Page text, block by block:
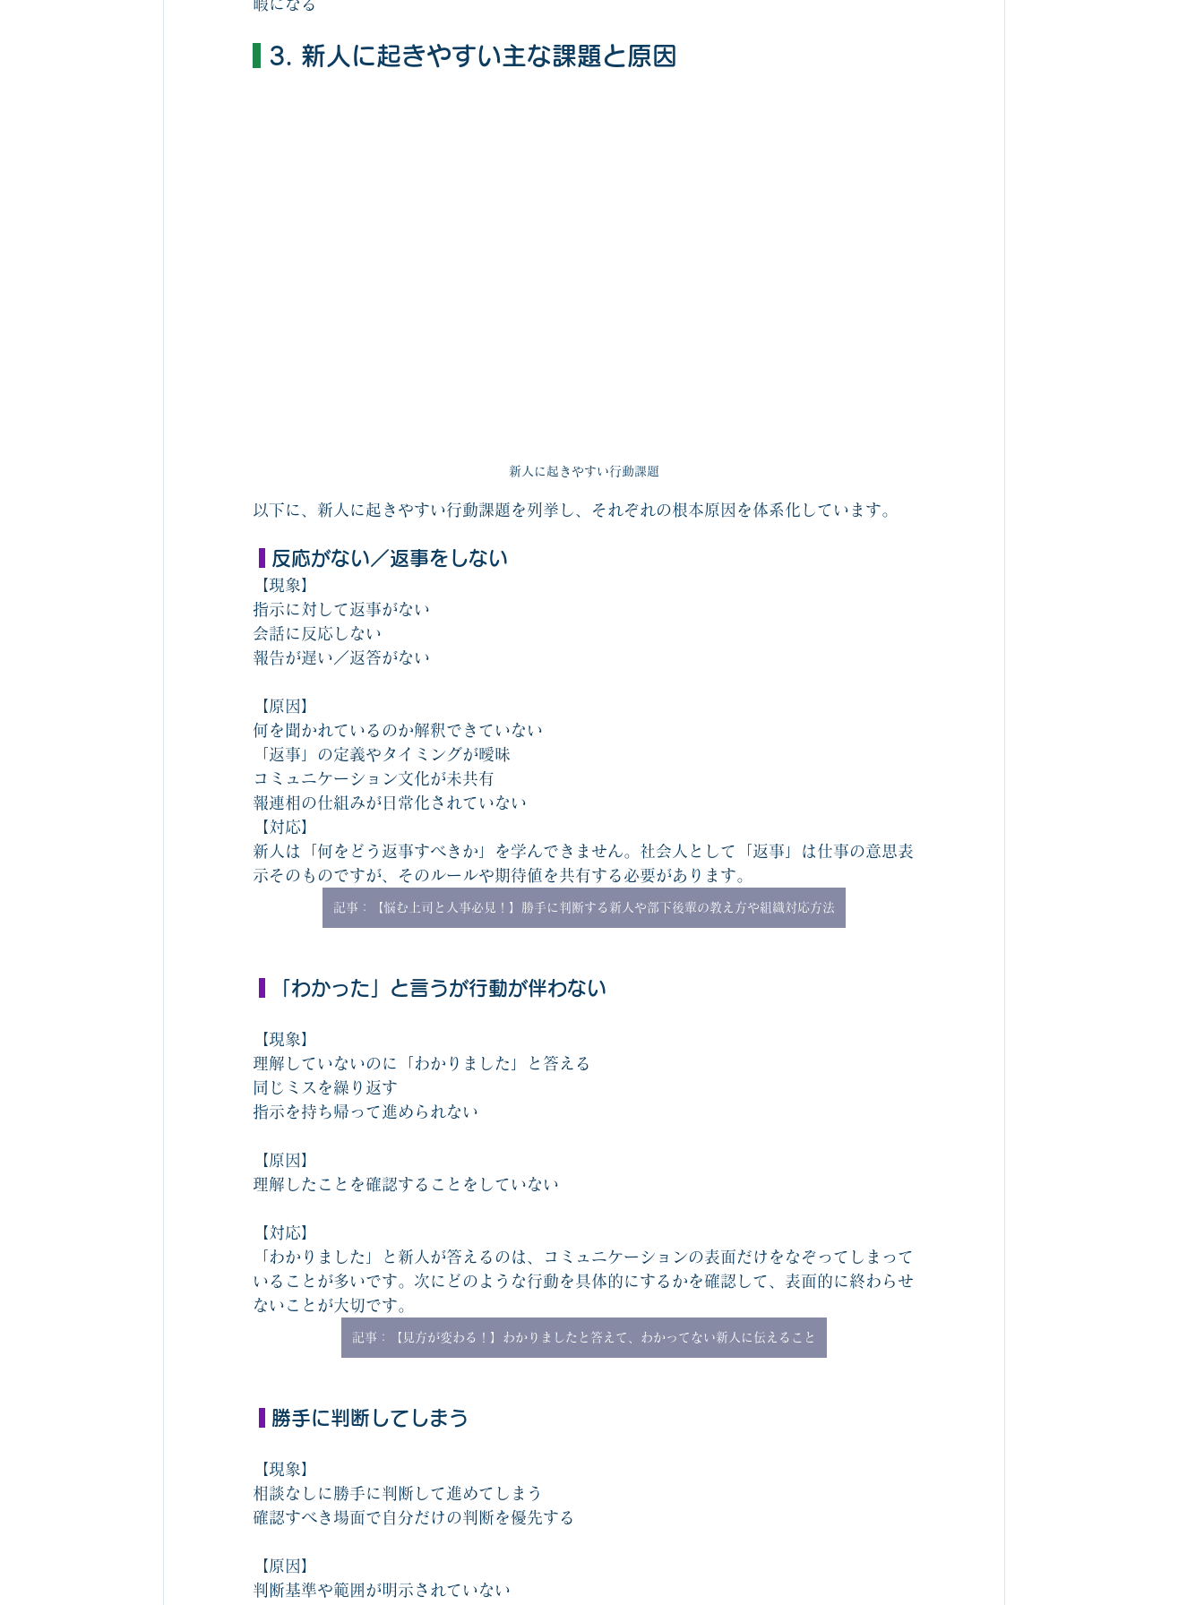
暇になる
3. 新人に起きやすい主な課題と原因
新人に起きやすい行動課題
以下に、新人に起きやすい行動課題を列挙し、それぞれの根本原因を体系化しています。
反応がない／返事をしない
【現象】
指示に対して返事がない
会話に反応しない
報告が遅い／返答がない
【原因】
何を聞かれているのか解釈できていない
「返事」の定義やタイミングが曖昧
コミュニケーション文化が未共有
報連相の仕組みが日常化されていない
【対応】
新人は「何をどう返事すべきか」を学んできません。社会人として「返事」は仕事の意思表
示そのものですが、そのルールや期待値を共有する必要があります。
記事：【悩む上司と人事必見！】勝手に判断する新人や部下後輩の教え方や組織対応方法
「わかった」と言うが行動が伴わない
【現象】
理解していないのに「わかりました」と答える
同じミスを繰り返す
指示を持ち帰って進められない
【原因】
理解したことを確認することをしていない
【対応】
「わかりました」と新人が答えるのは、コミュニケーションの表面だけをなぞってしまって
いることが多いです。次にどのような行動を具体的にするかを確認して、表面的に終わらせ
ないことが大切です。
記事：【見方が変わる！】わかりましたと答えて、わかってない新人に伝えること
勝手に判断してしまう
【現象】
相談なしに勝手に判断して進めてしまう
確認すべき場面で自分だけの判断を優先する
【原因】
判断基準や範囲が明示されていない